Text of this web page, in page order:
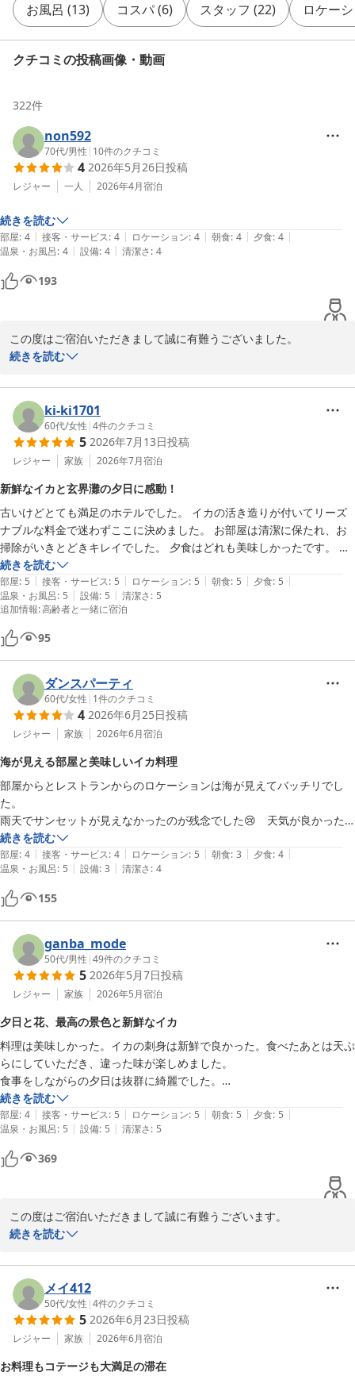
お風呂 (13) コスパ(6) スタッフ (22) ロケー
クチコミの投稿画像・動画
322件
non592
70代/男性 | 10件のクチコミ
4 2026年5月26日投稿
レジャー 一人 2026年4月宿泊
続きを読む
部屋: 4 | 接客・サービス: 4 | ロケーション: 4 | 朝食: 4 | 夕食: 4 |
温泉・お風呂: 4 | 設備: 4 | 清潔さ: 4
193
この度はご宿泊いただきまして誠に有難うございました。
素敵なお写真を投稿してくださり大変嬉しく拝見いたしました。
鎮西町国民宿舎 波戸岬
2026-06-02
続きを読む
ki-ki1701
60代/女性 |4件のクチコミ
5 2026年7月13日投稿
レジャー 家族 2026年7月宿泊
新鮮なイカと玄界灘の夕日に感動！
古いけどとても満足のホテルでした。 イカの活き造りが付いてリーズ
ナブルな料金で迷わずここに決めました。 お部屋は清潔に保たれ、お
掃除がいきとどきキレイでした。 夕食はどれも美味しかったです。 特
にお刺身が新鮮でプリプリで感激しました。 イカの活き造りももちろ
ん甘くて美味しかったです。 夕日が玄界灘に沈むさまは圧巻です。 夕
食、朝食は海が見える会場で景色がとてもいいので癒されます。 晴れ
た日は壱岐や対馬まで見えるそうですが、その写真を説明付きで飾って
あったらもっとよかった。 青空の海の景色を撮ったけど、小島の後ろ
に見える島に興味津々だった。また利用したいと思います。
続きを読む
部屋: 5 | 接客・サービス: 5 | ロケーション: 5 | 朝食: 5 | 夕食: 5 |
温泉・お風呂: 5 | 設備: 5 | 清潔さ: 5
追加情報:高齢者と一緒に宿泊
95
ダンスパーティ
60代/女性 | 1件のクチコミ
4 2026年6月25日投稿
レジャー 家族 2026年6月宿泊
海が見える部屋と美味しいイカ料理
部屋からとレストランからのロケーションは海が見えてバッチリでし
た。
雨天でサンセットが見えなかったのが残念でした😢　天気が良かった
ら散策したい場所です。
イカのゲソは天ぷらと塩焼きにしてもらいとっても美味しかったです。
サワーを2杯飲んだんですがいい具合にに酔っ払って部屋に戻ったら速
攻寝てしまいました。
続きを読む
部屋: 4 | 接客・サービス: 4 | ロケーション: 5 | 朝食: 3 | 夕食: 4 |
温泉・お風呂: 5 | 設備: 3 | 清潔さ: 4
155
ganba_mode
50代/男性 |49件のクチコミ
5 2026年5月7日投稿
レジャー 家族 2026年5月宿泊
夕日と花、最高の景色と新鮮なイカ
料理は美味しかった。イカの刺身は新鮮で良かった。食べたあとは天ぷ
らにしていただき、違った味が楽しめました。
食事をしながらの夕日は抜群に綺麗でした。
お花も綺麗に咲いていて、とてもいやされました。
続きを読む
部屋: 4 | 接客・サービス: 5 | ロケーション: 5 | 朝食: 5 | 夕食: 5 |
温泉・お風呂: 5 | 設備: 5 | 清潔さ: 5
369
この度はご宿泊いただきまして誠に有難うございます。
お食事に景色にご堪能いただけたようでなによりでございます。
ご感想いただきましてありがとうございます。
鎮西町国民宿舎 波戸岬
2026-06-02
続きを読む
メイ412
50代/女性 |4件のクチコミ
5 2026年6月23日投稿
レジャー 家族 2026年6月宿泊
お料理もコテージも大満足の滞在